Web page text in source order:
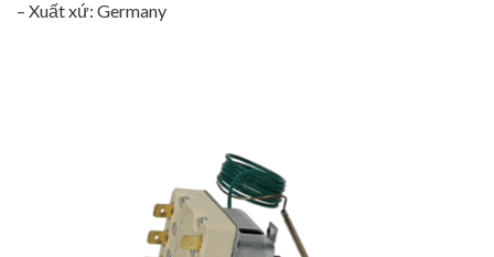
– Xuất xứ: Germany